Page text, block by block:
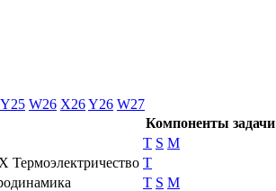
Y25 W26 X26Y26 W27
Компоненты задачи
T S M
X Термоэлектричество T
T S M